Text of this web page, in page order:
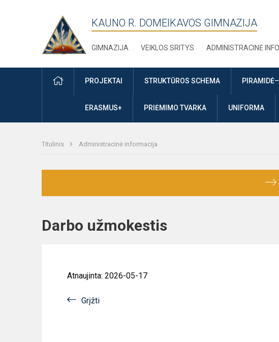
KAUNO R. DOMEIKAVOS GIMNAZIJA
GIMNAZIJA VEIKLOS SRITYS ADMINISTRACINĖ
PRADŽIAPROJEKTAI STRUKTŪROS SCHEMA
ERASMUS+ PRIĖMIMO TVARKA UNIFORMA
Titulinis Administracinė informacija
Darbo užmokestis
Atnaujinta: 2026-05-17
Grįžti